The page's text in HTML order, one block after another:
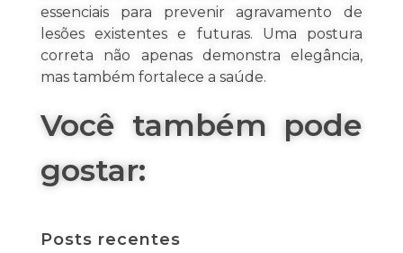
essenciais para prevenir agravamento de
lesões existentes e futuras. Uma postura
correta não apenas demonstra elegância,
mas também fortalece a saúde.
Você também pode
gostar:
Posts recentes